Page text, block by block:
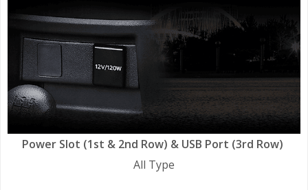
Power Slot (1st & 2nd Row) & USB Port (3rd Row)
All Type